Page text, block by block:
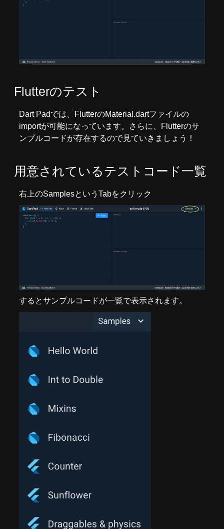
Flutterのテスト
Dart Padでは、FlutterのMaterial.dartファイルの
importが可能になっています。さらに、Flutterのサ
ンプルコードが存在するので見ていきましょう！
用意されているテストコード一覧
右上のSamplesというTabをクリック
するとサンプルコードが一覧で表示されます。